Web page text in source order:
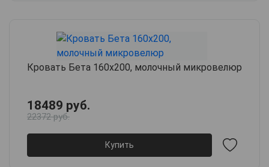
Кровать Бета 160х200, молочный микровелюр
18489 руб.
22372 руб.
Купить